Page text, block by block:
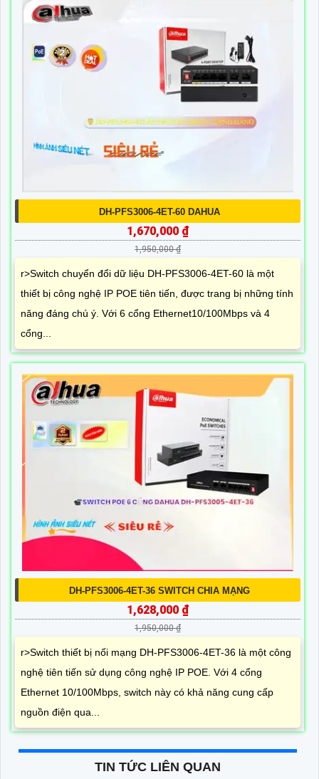
DH-PFS3006-4ET-60 DAHUA
1,670,000 ₫
1,950,000 ₫
r>Switch chuyển đổi dữ liệu DH-PFS3006-4ET-60 là một
thiết bị công nghệ IP POE tiên tiến, được trang bị những tính
năng đáng chú ý. Với 6 cổng Ethernet10/100Mbps và 4
cổng...
DH-PFS3006-4ET-36 SWITCH CHIA MẠNG
1,628,000 ₫
1,950,000 ₫
r>Switch thiết bị nối mạng DH-PFS3006-4ET-36 là một công
nghệ tiên tiến sử dụng công nghệ IP POE. Với 4 cổng
Ethernet 10/100Mbps, switch này có khả năng cung cấp
nguồn điện qua...
TIN TỨC LIÊN QUAN